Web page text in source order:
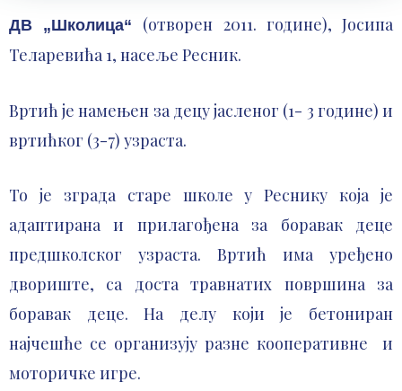
ДВ „Школица“ (отворен 2011. године), Јосипа
Теларевића 1, насеље Ресник.
Вртић је намењен за децу јасленог (1- 3 године) и
вртићког (3-7) узраста.
То је зграда старе школе у Реснику која је
адаптирана и прилагођена за боравак деце
предшколског узраста. Вртић има уређено
двориште, са доста травнатих површина за
боравак деце. На делу који је бетониран
најчешће се организују разне кооперативне и
моторичке игре.